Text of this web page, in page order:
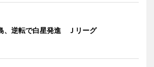
、逆転で白星発進 Ｊリーグ